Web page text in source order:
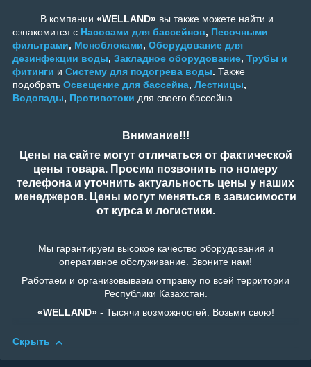
В компании «WELLAND» вы также можете найти и
ознакомится с Насосами для бассейнов, Песочными
фильтрами, Моноблоками, Оборудование для
дезинфекции воды, Закладное оборудование, Трубы и
фитинги и Систему для подогрева воды. Также
подобрать Освещение для бассейна, Лестницы,
Водопады, Противотоки для своего бассейна.
Внимание!!!
Цены на сайте могут отличаться от фактической
цены товара. Просим позвонить по номеру
телефона и уточнить актуальность цены у наших
менеджеров. Цены могут меняться в зависимости
от курса и логистики.
Мы гарантируем высокое качество оборудования и
оперативное обслуживание. Звоните нам!
Работаем и организовываем отправку по всей территории
Республики Казахстан.
«WELLAND»- Тысячи возможностей. Возьми свою!
Скрыть